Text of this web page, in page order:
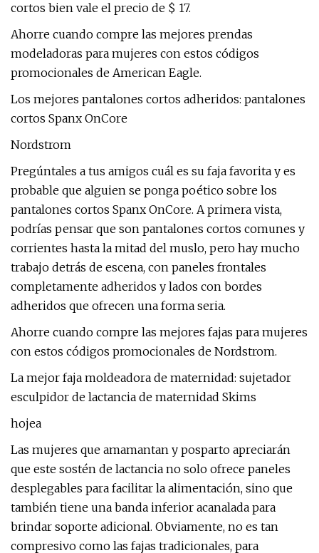
cortos bien vale el precio de $ 17.
Ahorre cuando compre las mejores prendas
modeladoras para mujeres con estos códigos
promocionales de American Eagle.
Los mejores pantalones cortos adheridos: pantalones
cortos Spanx OnCore
Nordstrom
Pregúntales a tus amigos cuál es su faja favorita y es
probable que alguien se ponga poético sobre los
pantalones cortos Spanx OnCore. A primera vista,
podrías pensar que son pantalones cortos comunes y
corrientes hasta la mitad del muslo, pero hay mucho
trabajo detrás de escena, con paneles frontales
completamente adheridos y lados con bordes
adheridos que ofrecen una forma seria.
Ahorre cuando compre las mejores fajas para mujeres
con estos códigos promocionales de Nordstrom.
La mejor faja moldeadora de maternidad: sujetador
esculpidor de lactancia de maternidad Skims
hojea
Las mujeres que amamantan y posparto apreciarán
que este sostén de lactancia no solo ofrece paneles
desplegables para facilitar la alimentación, sino que
también tiene una banda inferior acanalada para
brindar soporte adicional. Obviamente, no es tan
compresivo como las fajas tradicionales, para